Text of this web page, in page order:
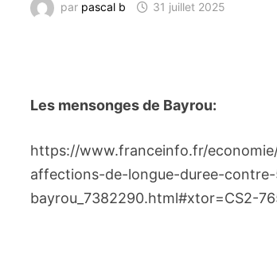
par pascal b 31 juillet 2025
Les mensonges de Bayrou:
https://www.franceinfo.fr/
affections-de-longue-duree-
bayrou_7382290.html#xtor=CS2-